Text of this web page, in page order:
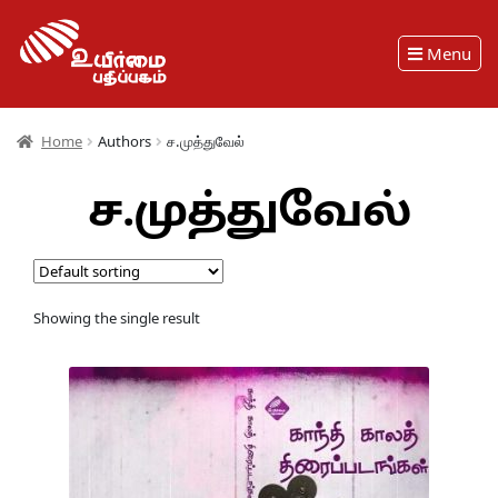
Menu
Home Authors ச.முத்துவேல்
ச.முத்துவேல்
Showing the single result